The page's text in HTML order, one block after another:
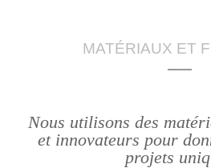
MATÉRIAUX ET
Nous utilisons des
et innovateurs pour
projets